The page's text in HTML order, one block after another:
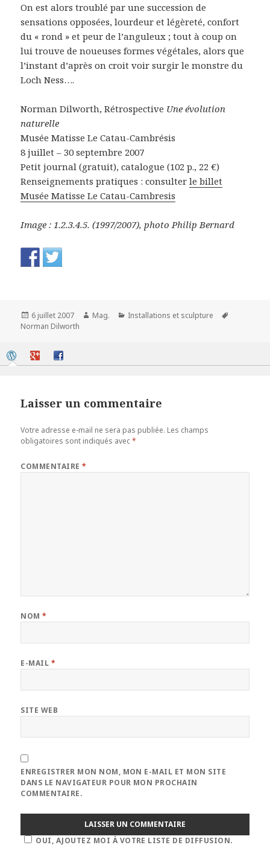
On est alors troublé par une succession de
sensations opposées, lourdeur et légèreté, confort
du « rond » et peur de l’anguleux ; tout à coup on
lui trouve de noueuses formes végétales, alors que
l’instant d’après on croit voir surgir le monstre du
Loch Ness….
Norman Dilworth, Rétrospective Une évolution
naturelle
Musée Matisse Le Catau-Cambrésis
8 juillet – 30 septembre 2007
Petit journal (gratuit), catalogue (102 p., 22 €)
Renseignements pratiques : consulterle billet
Musée Matisse Le Catau-Cambresis
Image : 1.2.3.4.5. (1997/2007), photo Philip Bernard
Publié
le
6 juillet 2007 Auteur
Mag. Catégories
Installations et sculpture
Norman Dilworth
Laisser un commentaire
Votre adresse e-mail ne sera pas publiée. Les champs
obligatoires sont indiqués avec*
COMMENTAIRE*
NOM*
E-MAIL *
SITE WEB
ENREGISTRER MON NOM, MON E-MAIL ET MON SITE
DANS LE NAVIGATEUR POUR MON PROCHAIN
COMMENTAIRE.
OUI, AJOUTEZ MOI À VOTRE LISTE DE DIFFUSION.